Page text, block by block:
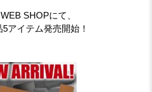
SHOPにて、
アイテム発売開始！